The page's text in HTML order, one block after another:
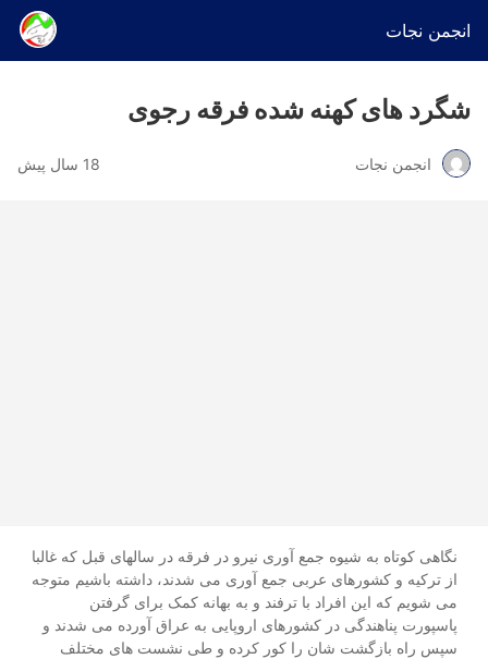
انجمن نجات
شگرد های کهنه شده فرقه رجوی
انجمن نجات 18 سال پیش
نگاهی کوتاه به شیوه جمع آوری نیرو در فرقه در سالهای قبل که غالبا
از ترکیه و کشورهای عربی جمع آوری می شدند، داشته باشیم متوجه
می شویم که این افراد با ترفند و به بهانه کمک برای گرفتن
پاسپورت پناهندگی در کشورهای اروپایی به عراق آورده می شدند و
سپس راه بازگشت شان را کور کرده و طی نشست های مختلف